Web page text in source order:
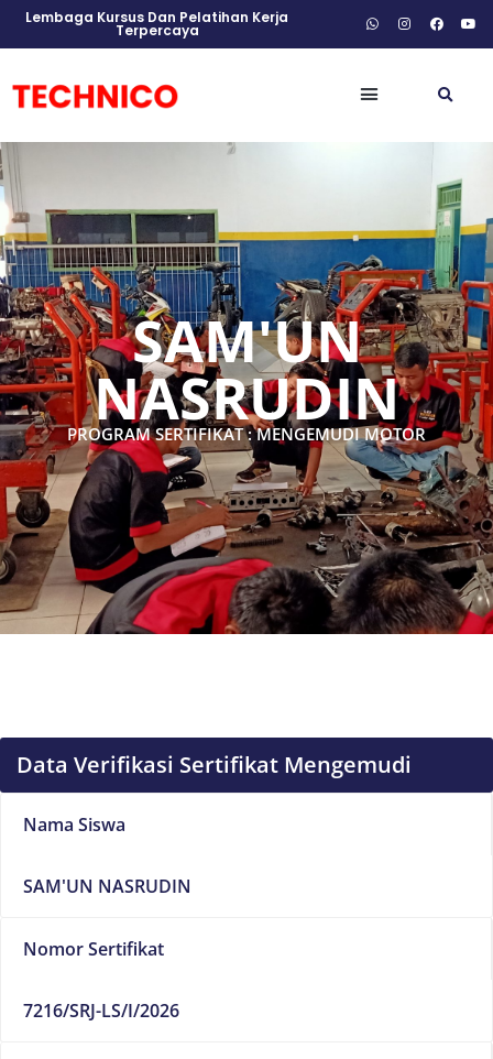
Lembaga Kursus Dan Pelatihan Kerja
Terpercaya
SAM'UN
NASRUDIN
PROGRAM SERTIFIKAT : MENGEMUDI MOTOR
Data Verifikasi Sertifikat Mengemudi
Nama Siswa
SAM'UN NASRUDIN
Nomor Sertifikat
7216/SRJ-LS/I/2026